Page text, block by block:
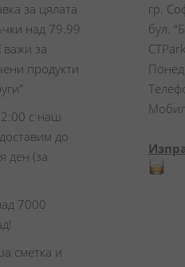
за цялата
над 79.99
важи за
продукти
с наш
до
ден (за
7000
сметка и
гр.
бул.